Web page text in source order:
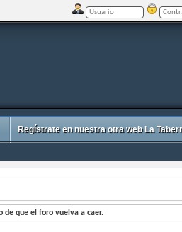
Regístrate en nuestra otra web La
de que el foro vuelva a caer.